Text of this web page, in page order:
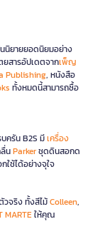
นิยายยอดนิยมอย่าง
ยสารอัปเดตจากเพ็ญ
Publishing, หนังสือ
ทั้งหมดนี้สามารถซื้อ
ครัน B2S มีเครื่อง
นParkerชุดดินสอกด
ใช้ได้อย่างจุใจ
วจริง ทั้งสีไม้Colleen,
MARTEให้คุณ